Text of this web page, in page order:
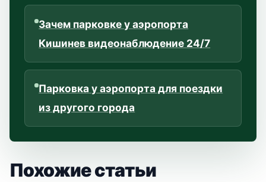
Зачем парковке у аэропорта
Кишинев видеонаблюдение 24/7
Парковка у аэропорта для поездки
из другого города
Похожие статьи